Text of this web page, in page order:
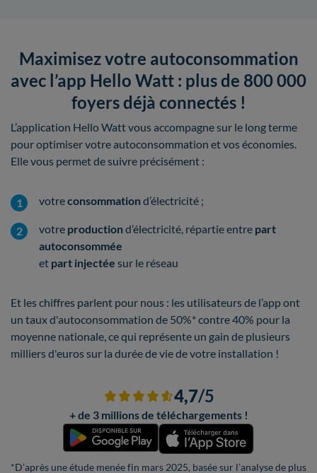
Maximisez votre autoconsommation
avec l’app Hello Watt : plus de 800 000
foyers déjà connectés !
L’application Hello Watt vous accompagne sur le long terme
pour optimiser votre autoconsommation et vos économies.
Elle vous permet de suivre précisément :
votreconsommationd’électricité ;
votre productiond’électricité, répartie entre part
autoconsommée
et part injectée sur le réseau
Et les chiffres parlent pour nous : les utilisateurs de l’app ont
un taux d'autoconsommation de 50%* contre 40% pour la
moyenne nationale, ce qui représente un gain de plusieurs
milliers d'euros sur la durée de vie de votre installation !
4,7/5
+ de 3 millions de téléchargements !
*D’après une étude menée fin mars 2025, basée sur l’analyse de plus